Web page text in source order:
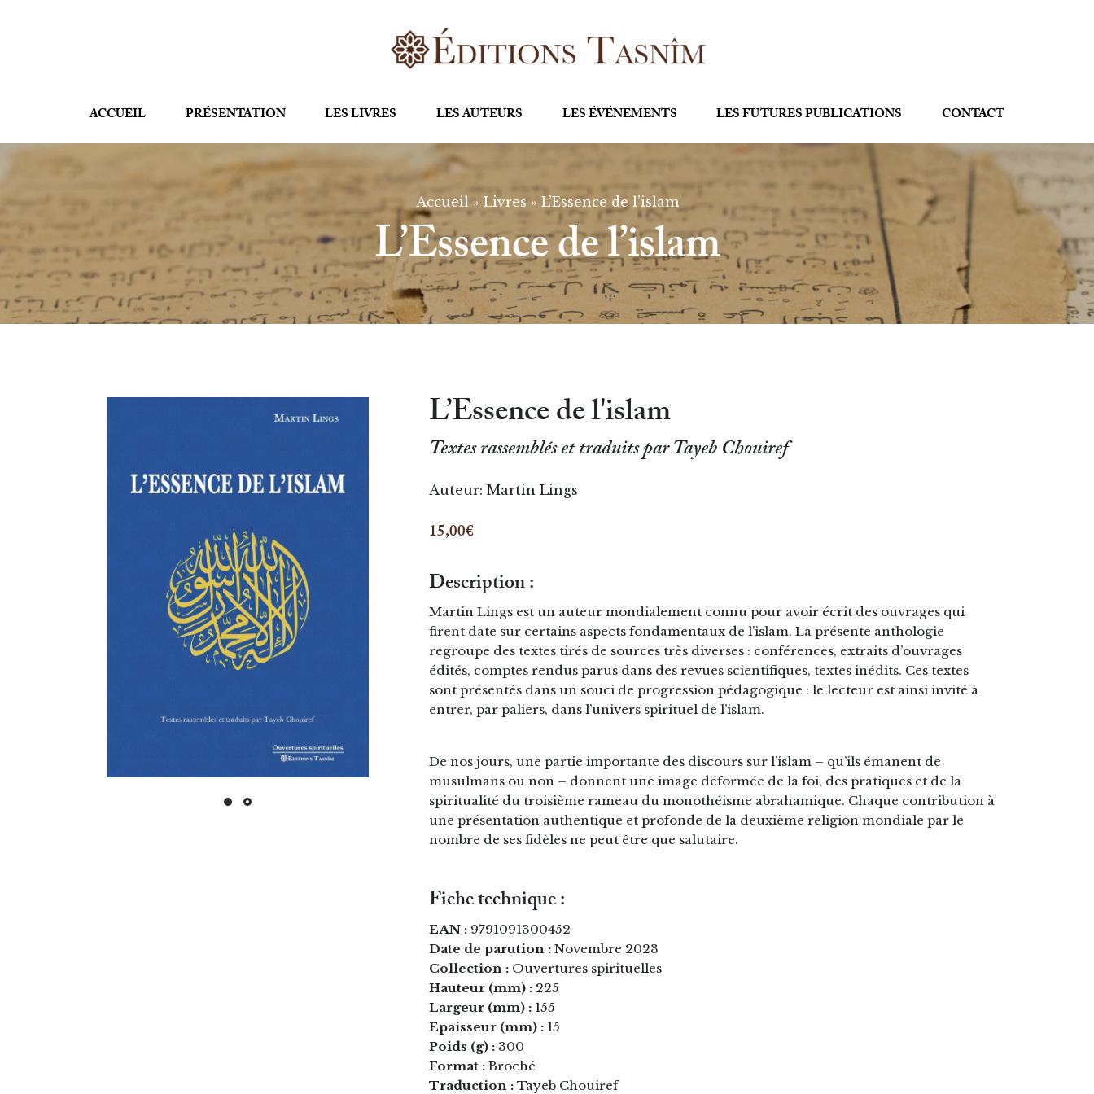
ACCUEIL PRÉSENTATION LES LIVRES LES AUTEURS LES ÉVÉNEMENTS LES FUTURES PUBLICATIONS CONTACT
Accueil» Livres » L’Essence de l’islam
L’Essence de l’islam
L’Essence de l'islam
Textes rassemblés et traduits par Tayeb Chouiref
Auteur: Martin Lings
15,00€
Description :
Martin Lings est un auteur mondialement connu pour avoir écrit des ouvrages qui
firent date sur certains aspects fondamentaux de l’islam. La présente anthologie
regroupe des textes tirés de sources très diverses : conférences, extraits d’ouvrages
édités, comptes rendus parus dans des revues scientifiques, textes inédits. Ces textes
sont présentés dans un souci de progression pédagogique : le lecteur est ainsi invité à
entrer, par paliers, dans l’univers spirituel de l’islam.
De nos jours, une partie importante des discours sur l’islam – qu’ils émanent de
musulmans ou non – donnent une image déformée de la foi, des pratiques et de la
spiritualité du troisième rameau du monothéisme abrahamique. Chaque contribution à
une présentation authentique et profonde de la deuxième religion mondiale par le
nombre de ses fidèles ne peut être que salutaire.
Fiche technique :
EAN : 9791091300452
Date de parution : Novembre 2023
Collection : Ouvertures spirituelles
Hauteur (mm) : 225
Largeur (mm) : 155
Epaisseur (mm) : 15
Poids (g) : 300
Format : Broché
Traduction : Tayeb Chouiref